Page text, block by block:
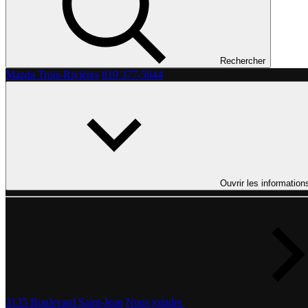
Rechercher
Mazda Trois-Rivières 819 377-5844
Ouvrir les
3135 Boulevard Saint-Jean Nous joindre